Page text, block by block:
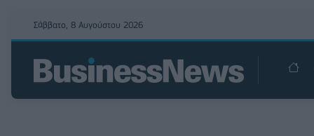
Σάββατο, 8 Αυγούστου 2026